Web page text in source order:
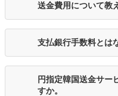
送金費用について教
支払銀行手数料とは
円指定韓国送金サー
すか。